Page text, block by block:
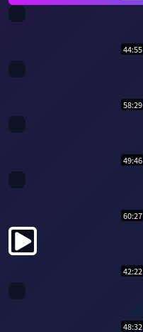
44:55
58:29
49:46
60:27
42:22
48:32